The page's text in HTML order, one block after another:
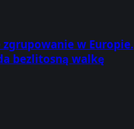
w Europie.
bezlitosną walkę